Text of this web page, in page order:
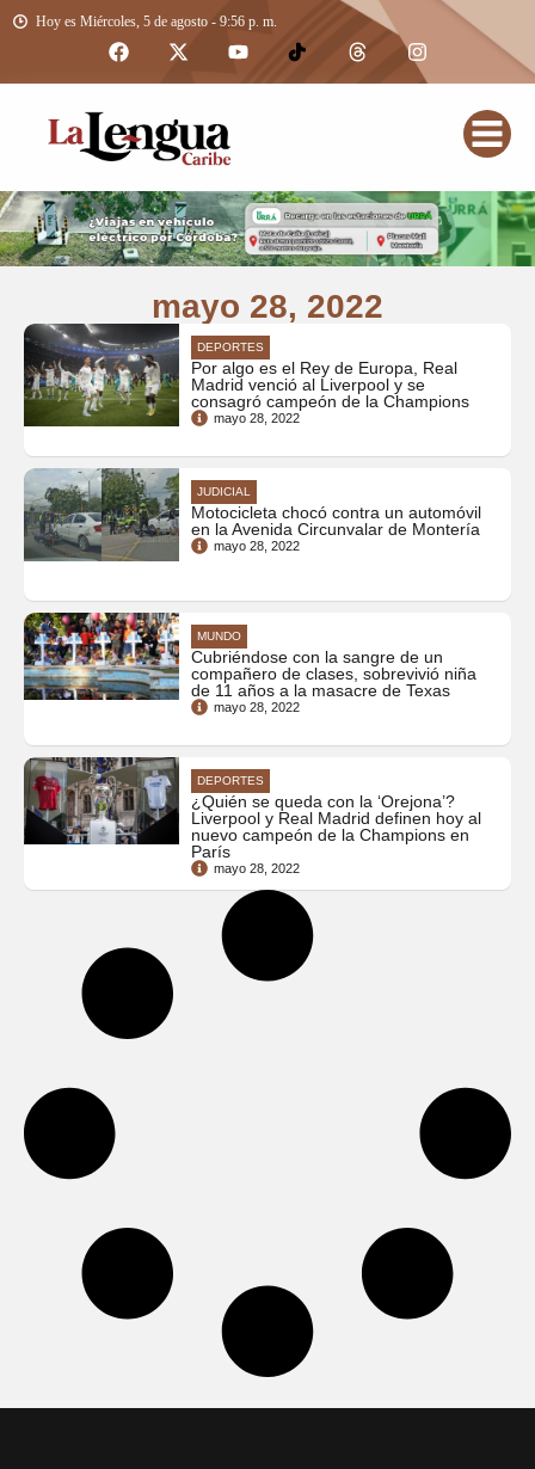
Hoy es Miércoles, 5 de agosto - 9:56 p. m.
mayo 28, 2022
DEPORTES
Por algo es el Rey de Europa, Real
Madrid venció al Liverpool y se
consagró campeón de la Champions
mayo 28, 2022
JUDICIAL
Motocicleta chocó contra un automóvil
en la Avenida Circunvalar de Montería
mayo 28, 2022
MUNDO
Cubriéndose con la sangre de un
compañero de clases, sobrevivió niña
de 11 años a la masacre de Texas
mayo 28, 2022
DEPORTES
¿Quién se queda con la ‘Orejona’?
Liverpool y Real Madrid definen hoy al
nuevo campeón de la Champions en
París
mayo 28, 2022